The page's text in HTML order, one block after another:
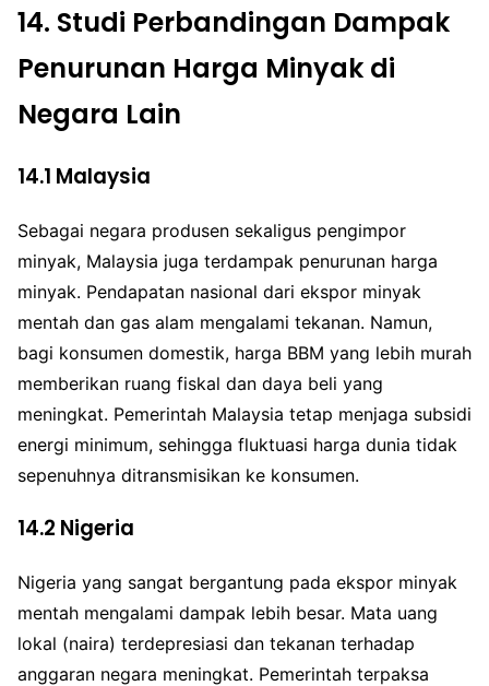
14. Studi Perbandingan Dampak
Penurunan Harga Minyak di
Negara Lain
14.1 Malaysia
Sebagai negara produsen sekaligus pengimpor
minyak, Malaysia juga terdampak penurunan harga
minyak. Pendapatan nasional dari ekspor minyak
mentah dan gas alam mengalami tekanan. Namun,
bagi konsumen domestik, harga BBM yang lebih murah
memberikan ruang fiskal dan daya beli yang
meningkat. Pemerintah Malaysia tetap menjaga subsidi
energi minimum, sehingga fluktuasi harga dunia tidak
sepenuhnya ditransmisikan ke konsumen.
14.2 Nigeria
Nigeria yang sangat bergantung pada ekspor minyak
mentah mengalami dampak lebih besar. Mata uang
lokal (naira) terdepresiasi dan tekanan terhadap
anggaran negara meningkat. Pemerintah terpaksa